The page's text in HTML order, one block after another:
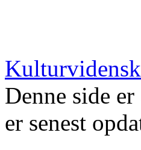
Denne side
er senest